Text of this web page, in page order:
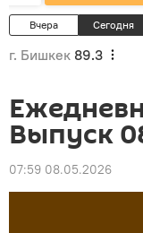
Вчера Сегодня
г. Бишкек 89.3
Выпуск
07:59 08.05.2026